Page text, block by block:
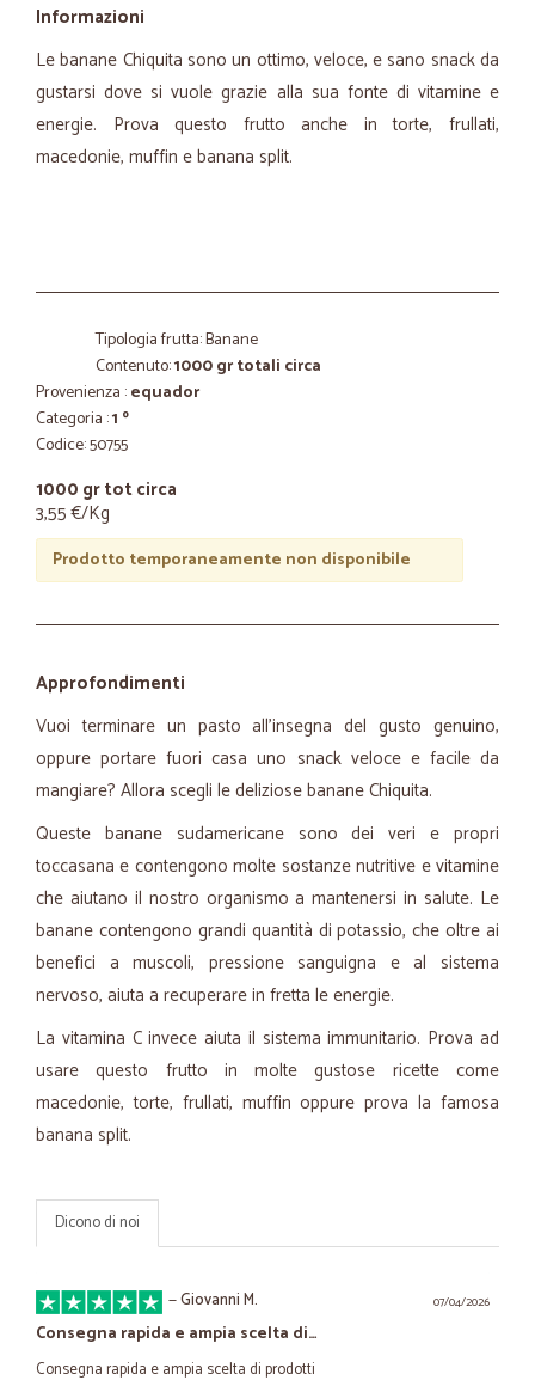
Informazioni
Le banane Chiquita sono un ottimo, veloce, e sano snack da
gustarsi dove si vuole grazie alla sua fonte di vitamine e
energie. Prova questo frutto anche in torte, frullati,
macedonie, muffin e banana split.
Tipologia frutta: Banane
Contenuto:1000 gr totali circa
Provenienza :equador
Categoria :1 º
Codice: 50755
1000 gr tot circa
3,55 €/Kg
Prodotto temporaneamente non disponibile
Approfondimenti
Vuoi terminare un pasto all'insegna del gusto genuino,
oppure portare fuori casa uno snack veloce e facile da
mangiare? Allora scegli le deliziose banane Chiquita.
Queste banane sudamericane sono dei veri e propri
toccasana e contengono molte sostanze nutritive e vitamine
che aiutano il nostro organismo a mantenersi in salute. Le
banane contengono grandi quantità di potassio, che oltre ai
benefici a muscoli, pressione sanguigna e al sistema
nervoso, aiuta a recuperare in fretta le energie.
La vitamina C invece aiuta il sistema immunitario. Prova ad
usare questo frutto in molte gustose ricette come
macedonie, torte, frullati, muffin oppure prova la famosa
banana split.
Dicono di noi
07/04/2026
—Giovanni M.
Consegna rapida e ampia scelta di…
Consegna rapida e ampia scelta di prodotti